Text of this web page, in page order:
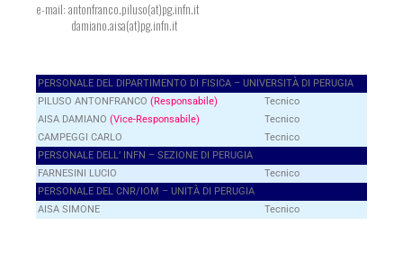
e-mail: antonfranco.piluso(at)pg.infn.it
damiano.aisa(at)pg.infn.it
PERSONALE DEL DIPARTIMENTO DI FISICA – UNIVERSITÀ DI PERUGIA
PILUSO ANTONFRANCO (Responsabile)
Tecnico
AISA DAMIANO (Vice-Responsabile)
Tecnico
CAMPEGGI CARLO
Tecnico
PERSONALE DELL’ INFN – SEZIONE DI PERUGIA
FARNESINI LUCIO
Tecnico
PERSONALE DEL CNR/IOM – UNITÀ DI PERUGIA
AISA SIMONE
Tecnico